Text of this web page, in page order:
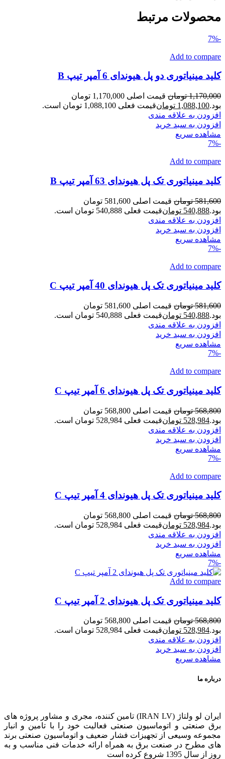
محصولات مرتبط
-7%
Add to compare
کلید مینیاتوری دو پل هیوندای 6 آمپر تیپ B
1,170,000 تومان
قیمت اصلی 1,170,000 تومان
بود.1,088,100 تومانقیمت فعلی 1,088,100 تومان است.
افزودن به علاقه مندی
افزودن به سبد خرید
مشاهده سریع
-7%
Add to compare
کلید مینیاتوری تک پل هیوندای 63 آمپر تیپ B
581,600 تومان
قیمت اصلی 581,600 تومان
بود.540,888 تومانقیمت فعلی 540,888 تومان است.
افزودن به علاقه مندی
افزودن به سبد خرید
مشاهده سریع
-7%
Add to compare
کلید مینیاتوری تک پل هیوندای 40 آمپر تیپ C
581,600 تومان
قیمت اصلی 581,600 تومان
بود.540,888 تومانقیمت فعلی 540,888 تومان است.
افزودن به علاقه مندی
افزودن به سبد خرید
مشاهده سریع
-7%
Add to compare
کلید مینیاتوری تک پل هیوندای 6 آمپر تیپ C
568,800 تومان
قیمت اصلی 568,800 تومان
بود.528,984 تومانقیمت فعلی 528,984 تومان است.
افزودن به علاقه مندی
افزودن به سبد خرید
مشاهده سریع
-7%
Add to compare
کلید مینیاتوری تک پل هیوندای 4 آمپر تیپ C
568,800 تومان
قیمت اصلی 568,800 تومان
بود.528,984 تومانقیمت فعلی 528,984 تومان است.
افزودن به علاقه مندی
افزودن به سبد خرید
مشاهده سریع
-7%
Add to compare
کلید مینیاتوری تک پل هیوندای 2 آمپر تیپ C
568,800 تومان
قیمت اصلی 568,800 تومان
بود.528,984 تومانقیمت فعلی 528,984 تومان است.
افزودن به علاقه مندی
افزودن به سبد خرید
مشاهده سریع
درباره ما
ایران لو ولتاژ (IRAN LV) تامین کننده، مجری و مشاور پروژه های
برق صنعتی و اتوماسیون صنعتی فعالیت خود را با تامین و انبار
مجموعه وسیعی از تجهیزات فشار ضعیف و اتوماسیون صنعتی برند
های مطرح در صنعت برق به همراه ارائه خدمات فنی مناسب و به
روز از سال 1395 شروع کرده است